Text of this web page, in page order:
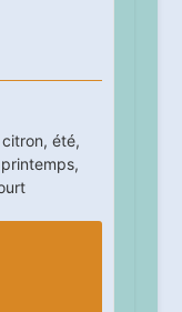
été,